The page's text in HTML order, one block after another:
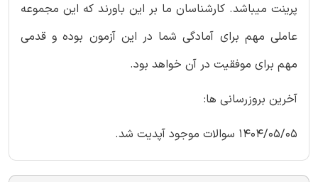
پرینت میباشد. کارشناسان ما بر این باورند که این مجموعه
عاملی مهم برای آمادگی شما در این آزمون بوده و قدمی
مهم برای موفقیت در آن خواهد بود.
آخرین بروزرسانی ها:
1404/05/05 سوالات موجود آپدیت شد.